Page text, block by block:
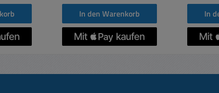
0,75kg
Schwarz Gewicht: 0,45kg
In den Warenkorb In